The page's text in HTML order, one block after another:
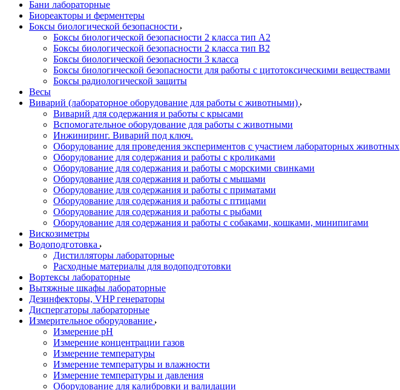
Бани лабораторные
Биореакторы и ферментеры
Боксы биологической безопасности
Боксы биологической безопасности 2 класса тип A2
Боксы биологической безопасности 2 класса тип B2
Боксы биологической безопасности 3 класса
Боксы биологической безопасности для работы с цитотоксическими веществами
Боксы радиологической защиты
Весы
Виварий (лабораторное оборудование для работы с животными)
Виварий для содержания и работы с крысами
Вспомогательное оборудование для работы с животными
Инжиниринг. Виварий под ключ.
Оборудование для проведения экспериментов с участием лабораторных животных
Оборудование для содержания и работы с кроликами
Оборудование для содержания и работы с морскими свинками
Оборудование для содержания и работы с мышами
Оборудование для содержания и работы с приматами
Оборудование для содержания и работы с птицами
Оборудование для содержания и работы с рыбами
Оборудование для содержания и работы с собаками, кошками, минипигами
Вискозиметры
Водоподготовка
Дистилляторы лабораторные
Расходные материалы для водоподготовки
Вортексы лабораторные
Вытяжные шкафы лабораторные
Дезинфекторы, VHP генераторы
Диспергаторы лабораторные
Измерительное оборудование
Измерение pH
Измерение концентрации газов
Измерение температуры
Измерение температуры и влажности
Измерение температуры и давления
Оборудование для калибровки и валидации